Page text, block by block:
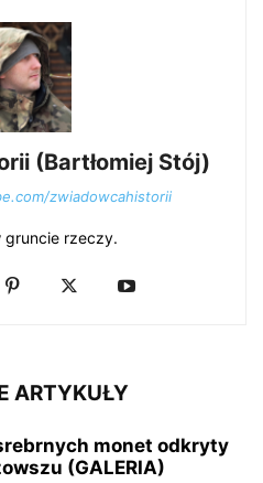
(Bartłomiej Stój)
zwiadowcahistorii
gruncie rzeczy.
ARTYKUŁY
monet odkryty
(GALERIA)